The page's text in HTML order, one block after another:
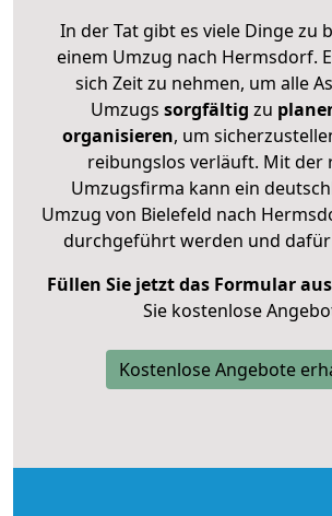
In der Tat gibt es viele Dinge zu
einem Umzug nach Hermsdorf.
sich Zeit zu nehmen, um alle
Umzugs sorgfältig zu
organisieren, um
reibungslos verläuft. Mit der
Umzugsfirma kann ein
Umzug von Bielefeld nach
durchgeführt werden und dafür
Füllen Sie jetzt das Formular aus
Sie kostenlose
Kostenlose Angebote